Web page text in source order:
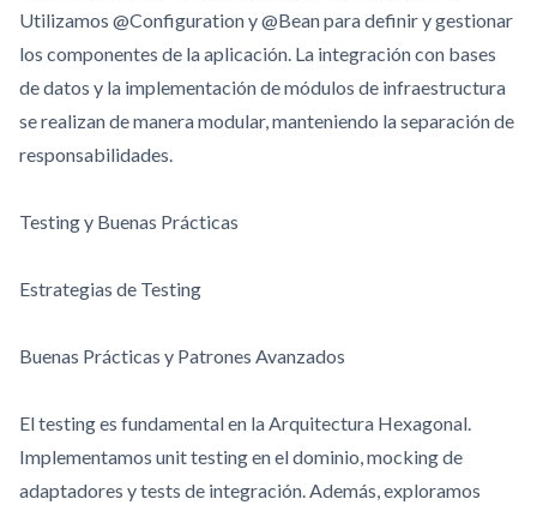
Utilizamos @Configuration y @Bean para definir y gestionar
los componentes de la aplicación. La integración con bases
de datos y la implementación de módulos de infraestructura
se realizan de manera modular, manteniendo la separación de
responsabilidades.
Testing y Buenas Prácticas
Estrategias de Testing
Buenas Prácticas y Patrones Avanzados
El testing es fundamental en la Arquitectura Hexagonal.
Implementamos unit testing en el dominio, mocking de
adaptadores y tests de integración. Además, exploramos